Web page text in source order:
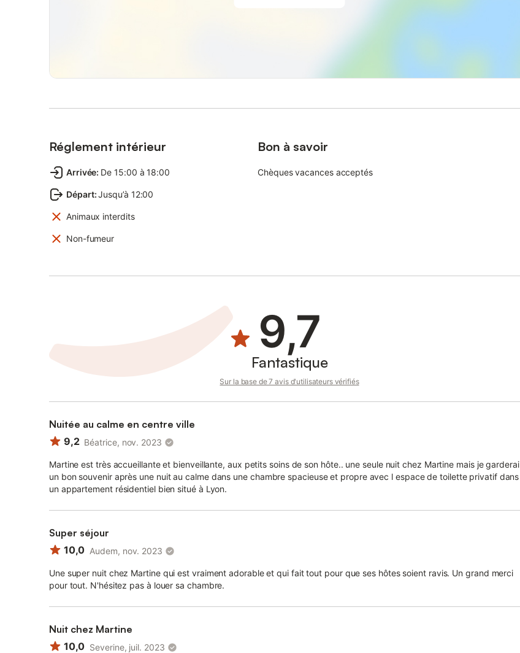
Réglement intérieur
Arrivée: De 15:00 à 18:00
Départ:Jusqu’à 12:00
Animaux interdits
Non-fumeur
Bon à savoir
Chèques vacances acceptés
9,7
Fantastique
Sur la base de 7 avis d'utilisateurs vérifiés
Nuitée au calme en centre ville
9,2 Béatrice, nov. 2023
Martine est très accueillante et bienveillante, aux petits soins de son hôte.. une seule nuit chez Martine mais je garderai
un bon souvenir après une nuit au calme dans une chambre spacieuse et propre avec l espace de toilette privatif dans
un appartement résidentiel bien situé à Lyon.
Super séjour
10,0 Audem, nov. 2023
Une super nuit chez Martine qui est vraiment adorable et qui fait tout pour que ses hôtes soient ravis. Un grand merci
pour tout. N'hésitez pas à louer sa chambre.
Nuit chez Martine
10,0 Severine, juil. 2023